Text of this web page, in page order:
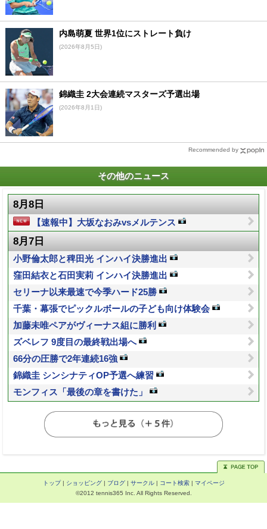
内島萌夏 世界1位にストレート負け
(2026年8月5日)
錦織圭 2大会連続マスターズ予選出場
(2026年8月1日)
Recommended by
その他のニュース
8月8日
【速報中】大坂なおみvsメルテンス
8月7日
小野倫太郎と稗田光 インハイ決勝進出
窪田結衣と石田実莉 インハイ決勝進出
セリーナ以来最速で今季ハード25勝
千葉・幕張でピックルボールの子ども向け体験会
加藤未唯ペアがヴィーナス組に勝利
ズベレフ 9度目の最終戦出場へ
66分の圧勝で2年連続16強
錦織圭 シンシナティOP予選へ練習
モンフィス「最後の章を書けた」
トップ| ショッピング| ブログ| サークル| コート検索| マイページ
©2012 tennis365 Inc. All Rights Reserved.